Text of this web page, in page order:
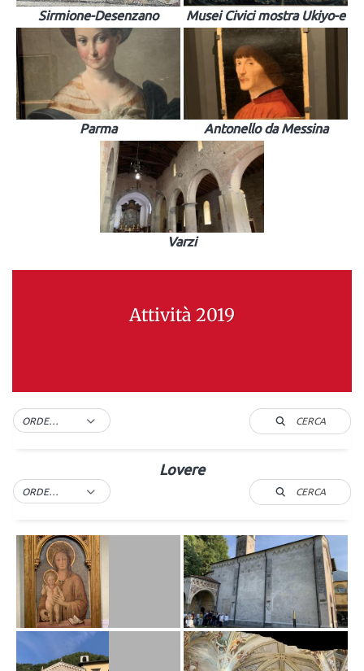
Sirmione-Desenzano Musei Civici mostra Ukiyo-e
Parma Antonello da Messina
Varzi
Attività 2019
ORDER BY DEFAULT CERCA
Lovere
ORDER BY DEFAULT CERCA